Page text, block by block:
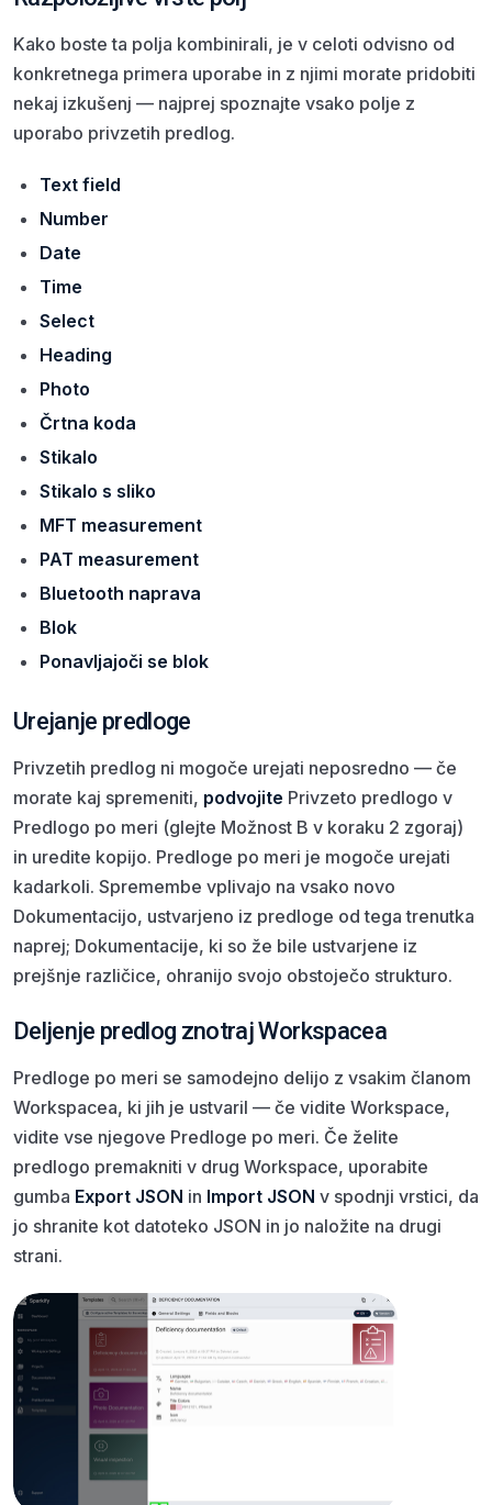
Kako boste ta polja kombinirali, je v celoti odvisno od
konkretnega primera uporabe in z njimi morate pridobiti
nekaj izkušenj — najprej spoznajte vsako polje z
uporabo privzetih predlog.
Text field
Number
Date
Time
Select
Heading
Photo
Črtna koda
Stikalo
Stikalo s sliko
MFT measurement
PAT measurement
Bluetooth naprava
Blok
Ponavljajoči se blok
Urejanje predloge
Privzetih predlog ni mogoče urejati neposredno — če
morate kaj spremeniti, podvojite Privzeto predlogo v
Predlogo po meri (glejte Možnost B v koraku 2 zgoraj)
in uredite kopijo. Predloge po meri je mogoče urejati
kadarkoli. Spremembe vplivajo na vsako novo
Dokumentacijo, ustvarjeno iz predloge od tega trenutka
naprej; Dokumentacije, ki so že bile ustvarjene iz
prejšnje različice, ohranijo svojo obstoječo strukturo.
Deljenje predlog znotraj Workspacea
Predloge po meri se samodejno delijo z vsakim članom
Workspacea, ki jih je ustvaril — če vidite Workspace,
vidite vse njegove Predloge po meri. Če želite
predlogo premakniti v drug Workspace, uporabite
gumba Export JSON in Import JSON v spodnji vrstici, da
jo shranite kot datoteko JSON in jo naložite na drugi
strani.